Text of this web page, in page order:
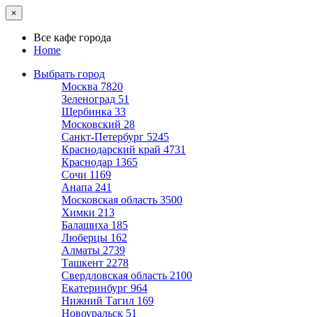
×
Все кафе города
Home
Выбрать город
Москва 7820
Зеленоград 51
Щербинка 33
Московский 28
Санкт-Петербург 5245
Краснодарский край 4731
Краснодар 1365
Сочи 1169
Анапа 241
Московская область 3500
Химки 213
Балашиха 185
Люберцы 162
Алматы 2739
Ташкент 2278
Свердловская область 2100
Екатеринбург 964
Нижний Тагил 169
Новоуральск 51